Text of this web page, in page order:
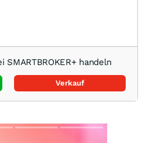
handeln
Verkauf